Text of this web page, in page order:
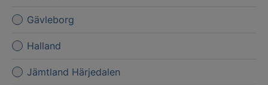
Gävleborg
Halland
Jämtland Härjedalen